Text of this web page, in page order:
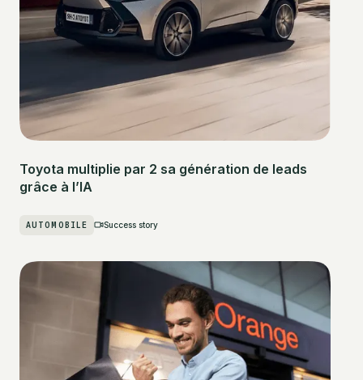
Toyota multiplie par 2 sa génération de leads
grâce à l’IA
AUTOMOBILE Success story